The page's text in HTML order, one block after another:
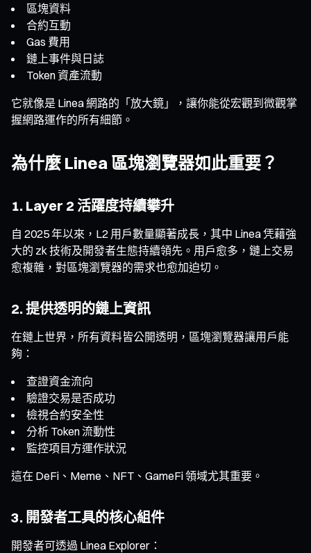
區塊資料
合約互動
Gas 費用
鏈上事件與日誌
Token 資產流動
它就像是 Linea 網路的「放大鏡」，讓你能從宏觀到微觀掌
握網路運作的所有細節。
為什麼 Linea 區塊瀏覽器如此重要？
1. Layer 2 活躍度持續攀升
自 2025 年以來，L2 用戶數量顯著成長，其中 Linea 凭藉強
大的 zk 技術及開發者生態持續領先。用戶愈多，鏈上交易
愈複雜，對區塊瀏覽器的需求也愈加迫切。
2. 提供透明的鏈上資訊
在鏈上世界，所有資料皆公開透明，區塊瀏覽器讓用戶能
夠：
查證資金流向
驗證交易是否成功
檢視合約安全性
分析 Token 流動性
監控項目方運作狀況
這在 DeFi、Meme、NFT、GameFi 領域尤其重要。
3. 開發者工具的核心組件
開發者可透過 Linea Explorer：